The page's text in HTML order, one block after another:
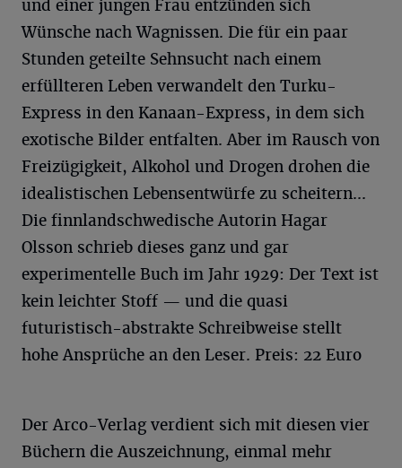
und einer jungen Frau entzünden sich
Wünsche nach Wagnissen. Die für ein paar
Stunden geteilte Sehnsucht nach einem
erfüllteren Leben verwandelt den Turku-
Express in den Kanaan-Express, in dem sich
exotische Bilder entfalten. Aber im Rausch von
Freizügigkeit, Alkohol und Drogen drohen die
idealistischen Lebensentwürfe zu scheitern...
Die finnlandschwedische Autorin Hagar
Olsson schrieb dieses ganz und gar
experimentelle Buch im Jahr 1929: Der Text ist
kein leichter Stoff — und die quasi
futuristisch-abstrakte Schreibweise stellt
hohe Ansprüche an den Leser. Preis: 22 Euro
Der Arco-Verlag verdient sich mit diesen vier
Büchern die Auszeichnung, einmal mehr